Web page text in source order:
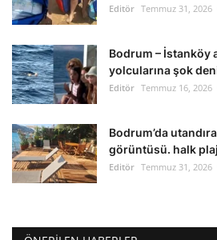
Editör Temmuz 31, 2026
Bodrum – İstanköy
yolcularına şok
Editör Temmuz 16, 2026
Bodrum’da
görüntüsü. halk
Editör Temmuz 31, 2026